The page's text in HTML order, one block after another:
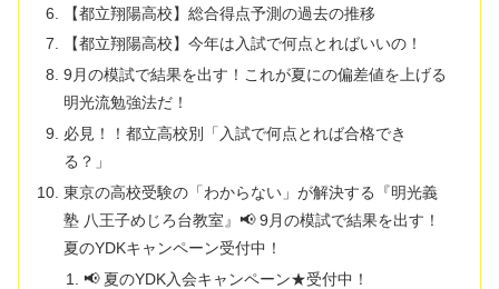
【都立翔陽高校】総合得点予測の過去の推移
【都立翔陽高校】今年は入試で何点とればいいの！
9月の模試で結果を出す！これが夏にの偏差値を上げる
明光流勉強法だ！
必見！！都立高校別「入試で何点とれば合格でき
る？」
東京の高校受験の「わからない」が解決する『明光義
塾 八王子めじろ台教室』📢 9月の模試で結果を出す！
夏のYDKキャンペーン受付中！
📢 夏のYDK入会キャンペーン★受付中！